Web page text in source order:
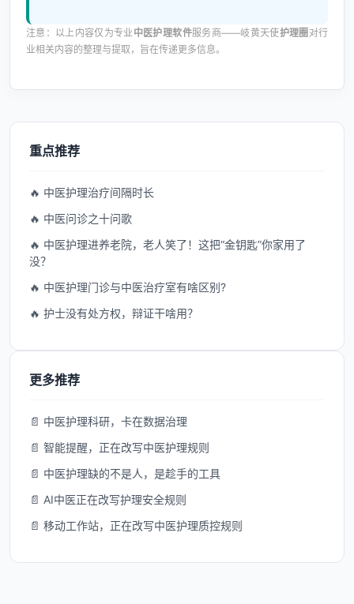
注意：以上内容仅为专业中医护理软件服务商——岐黄天使护理圈 对行
业相关内容的整理与提取，旨在传递更多信息。
重点推荐
🔥 中医护理治疗间隔时长
🔥 中医问诊之十问歌
🔥 中医护理进养老院，老人笑了！这把“金钥匙”你家用了
没？
🔥 中医护理门诊与中医治疗室有啥区别?
🔥 护士没有处方权，辩证干啥用？
更多推荐
📄 中医护理科研，卡在数据治理
📄 智能提醒，正在改写中医护理规则
📄 中医护理缺的不是人，是趁手的工具
📄 AI中医正在改写护理安全规则
📄 移动工作站，正在改写中医护理质控规则